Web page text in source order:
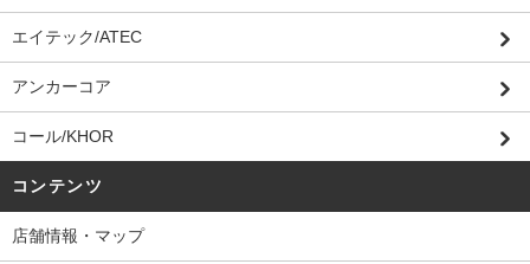
エイテック/ATEC
アンカーコア
コール/KHOR
コンテンツ
店舗情報・マップ